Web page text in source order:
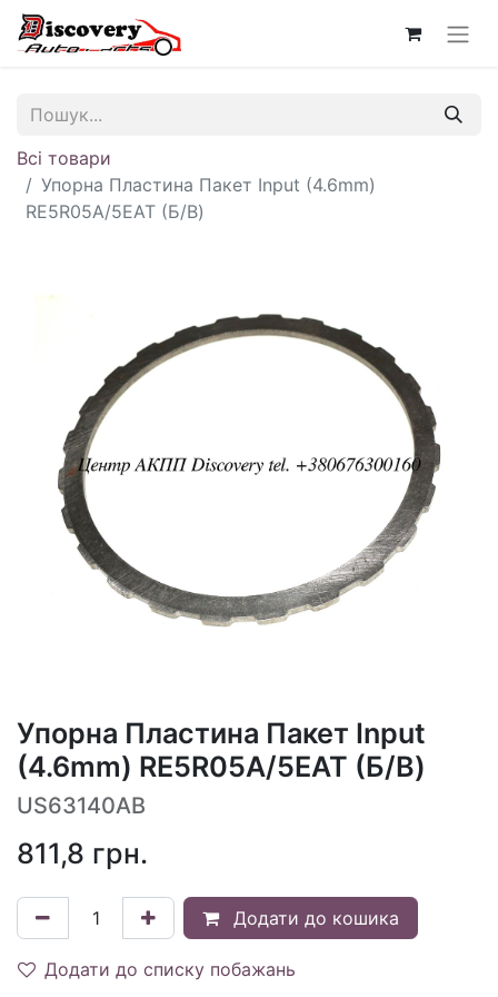
Всі товари
Упорна Пластина Пакет Input (4.6mm)
RE5R05A/5EAT (Б/В)
Упорна Пластина Пакет Input
(4.6mm) RE5R05A/5EAT (Б/В)
US63140AB
811,8 грн.
Додати до кошика
Додати до списку побажань